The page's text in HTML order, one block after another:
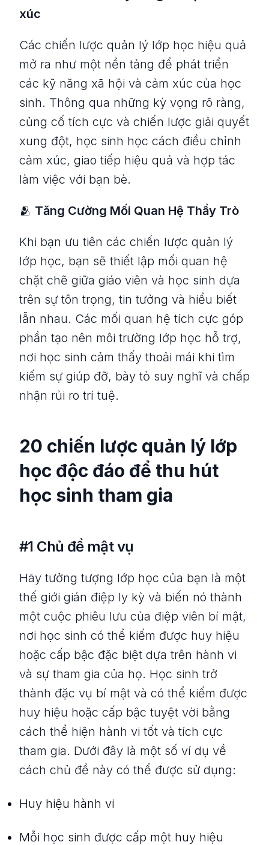
xúc
Các chiến lược quản lý lớp học hiệu quả
mở ra như một nền tảng để phát triển
các kỹ năng xã hội và cảm xúc của học
sinh. Thông qua những kỳ vọng rõ ràng,
củng cố tích cực và chiến lược giải quyết
xung đột, học sinh học cách điều chỉnh
cảm xúc, giao tiếp hiệu quả và hợp tác
làm việc với bạn bè.
🫂 Tăng Cường Mối Quan Hệ Thầy Trò
Khi bạn ưu tiên các chiến lược quản lý
lớp học, bạn sẽ thiết lập mối quan hệ
chặt chẽ giữa giáo viên và học sinh dựa
trên sự tôn trọng, tin tưởng và hiểu biết
lẫn nhau. Các mối quan hệ tích cực góp
phần tạo nên môi trường lớp học hỗ trợ,
nơi học sinh cảm thấy thoải mái khi tìm
kiếm sự giúp đỡ, bày tỏ suy nghĩ và chấp
nhận rủi ro trí tuệ.
20 chiến lược quản lý lớp
học độc đáo để thu hút
học sinh tham gia
#1 Chủ đề mật vụ
Hãy tưởng tượng lớp học của bạn là một
thế giới gián điệp ly kỳ và biến nó thành
một cuộc phiêu lưu của điệp viên bí mật,
nơi học sinh có thể kiếm được huy hiệu
hoặc cấp bậc đặc biệt dựa trên hành vi
và sự tham gia của họ. Học sinh trở
thành đặc vụ bí mật và có thể kiếm được
huy hiệu hoặc cấp bậc tuyệt vời bằng
cách thể hiện hành vi tốt và tích cực
tham gia. Dưới đây là một số ví dụ về
cách chủ đề này có thể được sử dụng:
Huy hiệu hành vi
Mỗi học sinh được cấp một huy hiệu